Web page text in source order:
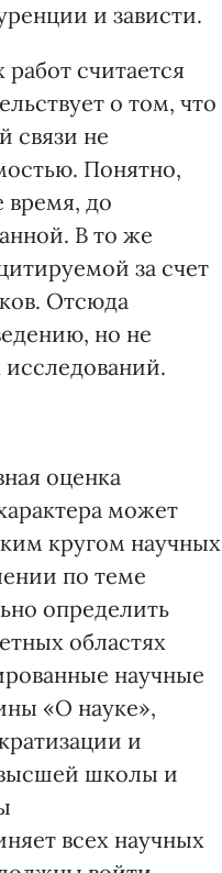
и зависти.
считается
о том, что
связи не
Понятно,
время, до
В то же
за счет
Отсюда
но не
оценка
может
кругом научных
по теме
определить
областях
научные
«О науке»,
и
школы и
всех научных